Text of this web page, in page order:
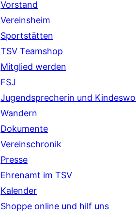
Vorstand
Vereinsheim
Sportstätten
TSV Teamshop
Mitglied werden
FSJ
Jugendsprecherin und
Wandern
Dokumente
Vereinschronik
Presse
Ehrenamt im TSV
Kalender
Shoppe online und hilf uns